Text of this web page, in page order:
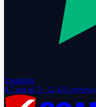
Trustpilot
4.7 out of 5 · 12,431 reviews